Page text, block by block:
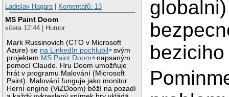
Ladislav Hagara
Komentářů: 13
MS Paint Doom
včera 12:44 | Humor
Mark Russinovich (CTO v Microsoft
Azure) se na LinkedIn pochlubil
svým
projektem MS Paint Doom
napsaným
pomocí Claude. Hru Doom umožňuje
hrát v programu Malování (Microsoft
Paint). Malování funguje jako monitor.
Herní engine (ViZDoom) běží na pozadí